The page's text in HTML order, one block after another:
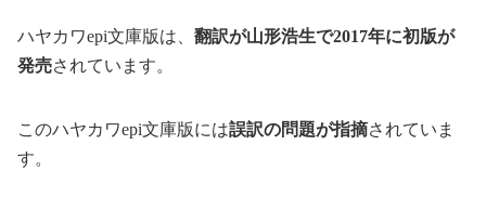
ハヤカワepi文庫版は、 翻訳が山形浩生で2017年に初版が
発売されています。
このハヤカワepi文庫版には誤訳の問題が指摘されていま
す。